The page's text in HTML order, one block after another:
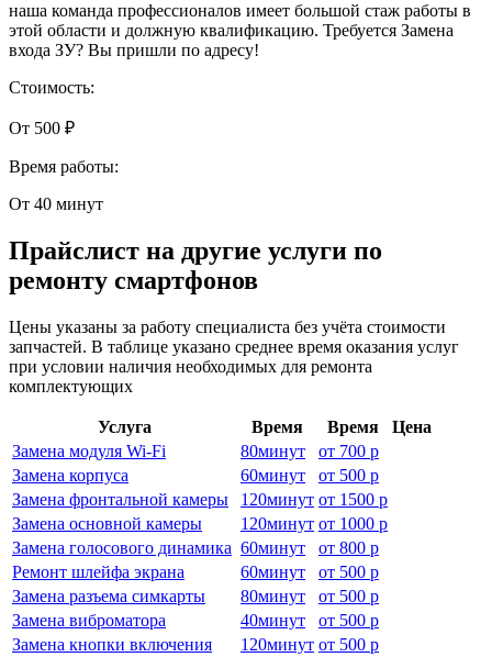
наша команда профессионалов имеет большой стаж работы в
этой области и должную квалификацию. Требуется Замена
входа ЗУ? Вы пришли по адресу!
Стоимость:
От 500 ₽
Время работы:
От 40 минут
Прайслист на другие услуги по
ремонту смартфонов
Цены указаны за работу специалиста без учёта стоимости
запчастей. В таблице указано среднее время оказания услуг
при условии наличия необходимых для ремонта
комплектующих
Услуга Время Время
Цена
Замена модуля Wi-Fi
80минут от 700 р
Замена корпуса
60минут от 500 р
Замена фронтальной камеры
120минут от 1500 р
Замена основной камеры
120минут от 1000 р
Замена голосового динамика 60минут от 800 р
Ремонт шлейфа экрана
60минут от 500 р
Замена разъема симкарты
80минут от 500 р
Замена виброматора
40минут от 500 р
Замена кнопки включения
120минут от 500 р